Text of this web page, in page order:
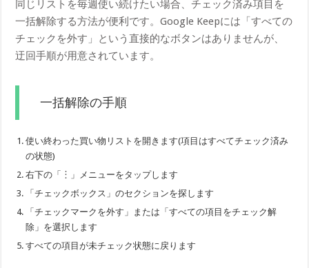
同じリストを毎週使い続けたい場合、チェック済み項目を
一括解除する方法が便利です。Google Keepには「すべての
チェックを外す」という直接的なボタンはありませんが、
迂回手順が用意されています。
一括解除の手順
使い終わった買い物リストを開きます(項目はすべてチェック済み
の状態)
右下の「︙」メニューをタップします
「チェックボックス」のセクションを探します
「チェックマークを外す」または「すべての項目をチェック解
除」を選択します
すべての項目が未チェック状態に戻ります